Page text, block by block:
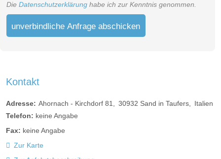
Die Datenschutzerklärung habe ich zur Kenntnis genommen.
unverbindliche Anfrage abschicken
Kontakt
Adresse: Ahornach - Kirchdorf 81 30932 Sand in Taufers
Italien
Telefon: keine Angabe
Fax: keine Angabe
Zur Karte